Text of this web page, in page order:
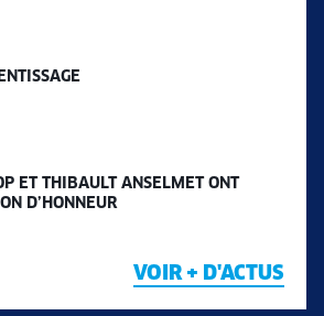
ET THIBAULT ANSELMET ONT
D’HONNEUR
VOIR + D'ACTUS